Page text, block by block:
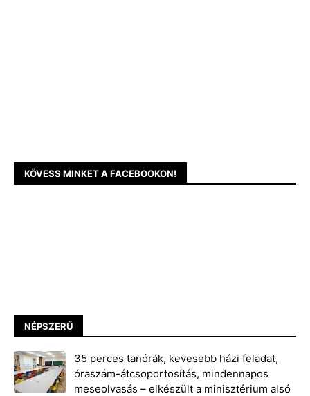
KÖVESS MINKET A FACEBOOKON!
NÉPSZERŰ
35 perces tanórák, kevesebb házi feladat,
óraszám-átcsoportosítás, mindennapos
meseolvasás – elkészült a minisztérium alsó